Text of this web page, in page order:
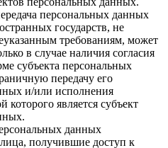
персональных данных
государств, не
требованиям, может
в случае наличия согласия
субъекта персональных
передачу его
и/или исполнения
которого является субъект
данных
получившие доступ к